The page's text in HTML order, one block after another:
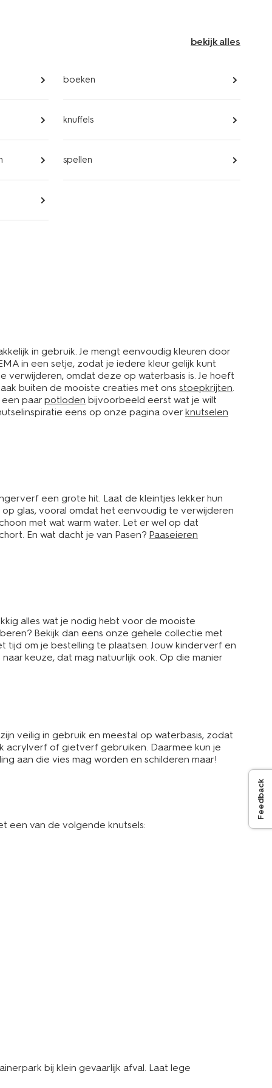
Feedback
bekijk alles
boeken
knuffels
spellen
in gebruik. Je mengt eenvoudig kleuren door
in een setje, zodat je iedere kleur gelijk kunt
verwijderen, omdat deze op waterbasis is. Je hoeft
buiten de mooiste creaties met ons stoepkrijten.
paar potloden bijvoorbeeld eerst wat je wilt
eens op onze pagina over knutselen
een grote hit. Laat de kleintjes lekker hun
glas, vooral omdat het eenvoudig te verwijderen
met wat warm water. Let er wel op dat
En wat dacht je van Pasen? Paaseieren
alles wat je nodig hebt voor de mooiste
Bekijk dan eens onze gehele collectie met
tijd om je bestelling te plaatsen. Jouw kinderverf en
keuze, dat mag natuurlijk ook. Op die manier
veilig in gebruik en meestal op waterbasis, zodat
acrylverf of gietverf gebruiken. Daarmee kun je
aan die vies mag worden en schilderen maar!
een van de volgende knutsels:
bij klein gevaarlijk afval. Laat lege